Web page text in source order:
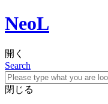
NeoL
開く
Search
閉じる